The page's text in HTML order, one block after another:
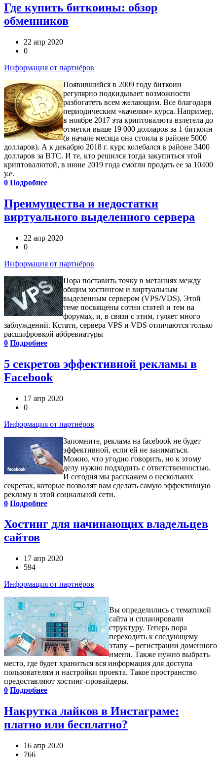
Где купить биткоины: обзор
обменников
22 апр 2020
0
Информация от партнёров
Появившийся в 2009 году биткоин
регулярно подкидывает возможности
разбогатеть всем желающим. Все благодаря
периодическим «качелям» курса. Например,
в ноябре 2017 эта криптовалюта взлетела до
отметки выше 19 000 долларов за 1 биткоин
(в начале месяца она стоила в районе 5000
долларов). А к декабрю 2018 г. курс колебался в районе 3400
долларов за BTC. И те, кто решился тогда закупиться этой
криптовалютой, в июне 2019 года смогли продать ее за 10400
у.е.
0 Подробнее
Преимущества и недостатки
виртуального выделенного сервера
22 апр 2020
0
Информация от партнёров
Пора поставить точку в метаниях между
общим хостингом и виртуальным
выделенным сервером (VPS/VDS). Этой
теме посвящены сотни статей и тем на
форумах, и, в связи с этим, гуляет много
заблуждений. Кстати, сервера VPS и VDS отличаются только
расшифровкой аббревиатуры
0 Подробнее
5 секретов эффективной рекламы в
Facebook
17 апр 2020
0
Информация от партнёров
Запомните, реклама на facebook не будет
эффективной, если ей не заниматься.
Можно, что угодно говорить, но к этому
делу нужно подходить с ответственностью.
И сегодня мы расскажем о нескольких
секретах, которые позволят вам сделать самую эффективную
рекламу в этой социальной сети.
0 Подробнее
Хостинг для начинающих владельцев
сайтов
17 апр 2020
594
Информация от партнёров
Вы определились с тематикой
сайта и спланировали
структуру. Теперь пора
переходить к следующему
этапу – регистрации доменного
имени. Также нужно выбрать
место, где будет храниться вся информация для доступа
пользователям и настройки проекта. Такое пространство
предоставляют хостинг-провайдеры.
0 Подробнее
Накрутка лайков в Инстаграме:
платно или бесплатно?
16 апр 2020
766